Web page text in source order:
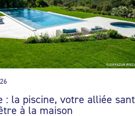
: la piscine, votre alliée
à la maison